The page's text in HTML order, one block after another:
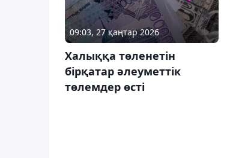
09:03, 27 қаңтар 2026
Халыққа төленетін
бірқатар әлеуметтік
төлемдер өсті